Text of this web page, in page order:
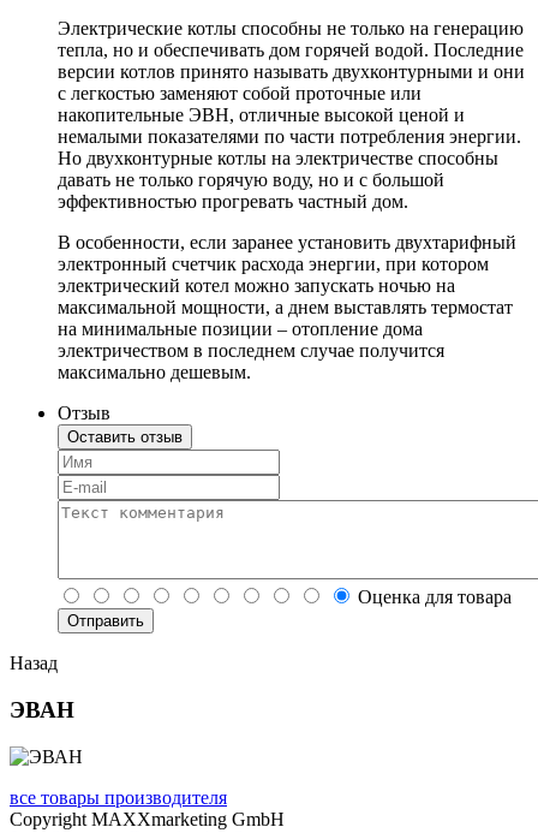
Электрические котлы способны не только на генерацию
тепла, но и обеспечивать дом горячей водой. Последние
версии котлов принято называть двухконтурными и они
с легкостью заменяют собой проточные или
накопительные ЭВН, отличные высокой ценой и
немалыми показателями по части потребления энергии.
Но двухконтурные котлы на электричестве способны
давать не только горячую воду, но и с большой
эффективностью прогревать частный дом.
В особенности, если заранее установить двухтарифный
электронный счетчик расхода энергии, при котором
электрический котел можно запускать ночью на
максимальной мощности, а днем выставлять термостат
на минимальные позиции – отопление дома
электричеством в последнем случае получится
максимально дешевым.
Отзыв
Оставить отзыв
Оценка для товара
Назад
ЭВАН
все товары производителя
Copyright MAXXmarketing GmbH